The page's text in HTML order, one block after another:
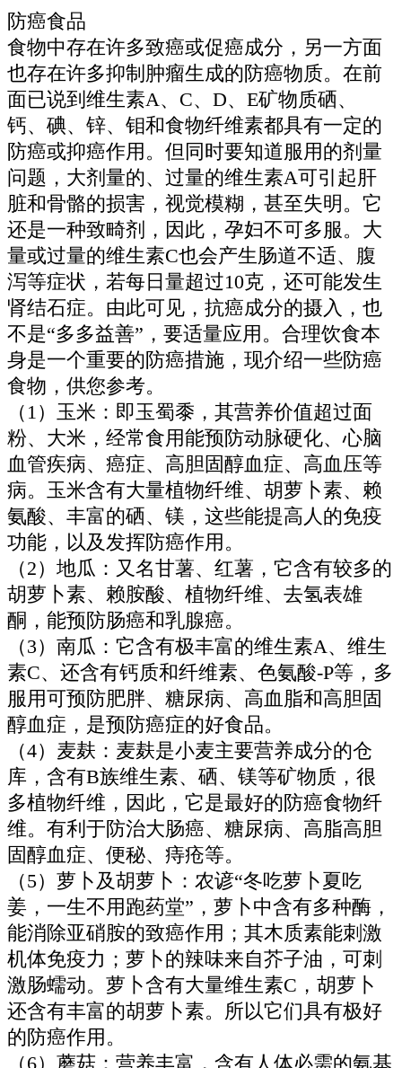
防癌食品
食物中存在许多致癌或促癌成分，另一方面
也存在许多抑制肿瘤生成的防癌物质。在前
面已说到维生素A、C、D、E矿物质硒、
钙、碘、锌、钼和食物纤维素都具有一定的
防癌或抑癌作用。但同时要知道服用的剂量
问题，大剂量的、过量的维生素A可引起肝
脏和骨骼的损害，视觉模糊，甚至失明。它
还是一种致畸剂，因此，孕妇不可多服。大
量或过量的维生素C也会产生肠道不适、腹
泻等症状，若每日量超过10克，还可能发生
肾结石症。由此可见，抗癌成分的摄入，也
不是“多多益善”，要适量应用。合理饮食本
身是一个重要的防癌措施，现介绍一些防癌
食物，供您参考。
（1）玉米：即玉蜀黍，其营养价值超过面
粉、大米，经常食用能预防动脉硬化、心脑
血管疾病、癌症、高胆固醇血症、高血压等
病。玉米含有大量植物纤维、胡萝卜素、赖
氨酸、丰富的硒、镁，这些能提高人的免疫
功能，以及发挥防癌作用。
（2）地瓜：又名甘薯、红薯，它含有较多的
胡萝卜素、赖胺酸、植物纤维、去氢表雄
酮，能预防肠癌和乳腺癌。
（3）南瓜：它含有极丰富的维生素A、维生
素C、还含有钙质和纤维素、色氨酸-P等，多
服用可预防肥胖、糖尿病、高血脂和高胆固
醇血症，是预防癌症的好食品。
（4）麦麸：麦麸是小麦主要营养成分的仓
库，含有B族维生素、硒、镁等矿物质，很
多植物纤维，因此，它是最好的防癌食物纤
维。有利于防治大肠癌、糖尿病、高脂高胆
固醇血症、便秘、痔疮等。
（5）萝卜及胡萝卜：农谚“冬吃萝卜夏吃
姜，一生不用跑药堂”，萝卜中含有多种酶，
能消除亚硝胺的致癌作用；其木质素能刺激
机体免疫力；萝卜的辣味来自芥子油，可刺
激肠蠕动。萝卜含有大量维生素C，胡萝卜
还含有丰富的胡萝卜素。所以它们具有极好
的防癌作用。
（6）蘑菇：营养丰富，含有人体必需的氨基